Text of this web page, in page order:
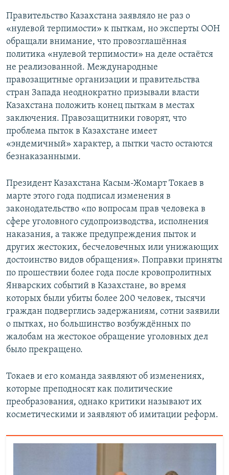
Правительство Казахстана заявляло не раз о
«нулевой терпимости» к пыткам, но эксперты ООН
обращали внимание, что провозглашённая
политика «нулевой терпимости» на деле остаётся
не реализованной. Международные
правозащитные организации и правительства
стран Запада неоднократно призывали власти
Казахстана положить конец пыткам в местах
заключения. Правозащитники говорят, что
проблема пыток в Казахстане имеет
«эндемичный» характер, а пытки часто остаются
безнаказанными.
Президент Казахстана Касым-Жомарт Токаев в
марте этого года подписал изменения в
законодательство «по вопросам прав человека в
сфере уголовного судопроизводства, исполнения
наказания, а также предупреждения пыток и
других жестоких, бесчеловечных или унижающих
достоинство видов обращения». Поправки приняты
по прошествии более года после кровопролитных
Январских событий в Казахстане, во время
которых были убиты более 200 человек, тысячи
граждан подверглись задержаниям, сотни заявили
о пытках, но большинство возбуждённых по
жалобам на жестокое обращение уголовных дел
было прекращено.
Токаев и его команда заявляют об изменениях,
которые преподносят как политические
преобразования, однако критики называют их
косметическими и заявляют об имитации реформ.